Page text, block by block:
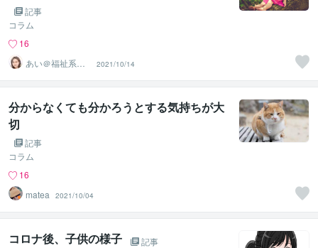
記事
コラム
16
あい＠福祉系臨
床心理士・公認
心理師
2021/10/14
分からなくても分かろうとする気持ちが大
切
記事
コラム
16
matea
2021/10/04
コロナ後、子供の様子
記事